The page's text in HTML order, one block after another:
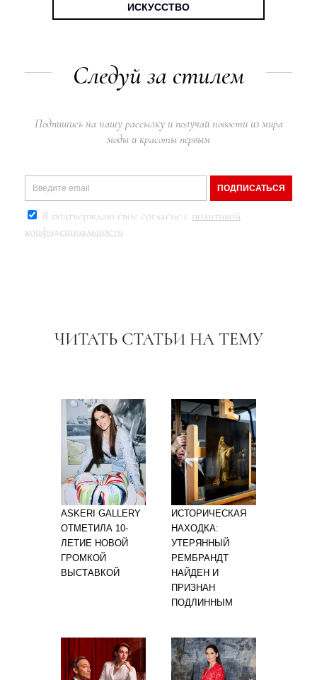
ИСКУССТВО
Следуй за стилем
Подпишись на нашу рассылку и получай новости из мира
моды и красоты первым
ПОДПИСАТЬСЯ
Я подтверждаю свое согласие с политикой
конфиденциальности
ЧИТАТЬ СТАТЬИ НА ТЕМУ
ASKERI GALLERY
ОТМЕТИЛА 10-
ЛЕТИЕ НОВОЙ
ГРОМКОЙ
ВЫСТАВКОЙ
ИСТОРИЧЕСКАЯ
НАХОДКА:
УТЕРЯННЫЙ
РЕМБРАНДТ
НАЙДЕН И
ПРИЗНАН
ПОДЛИННЫМ